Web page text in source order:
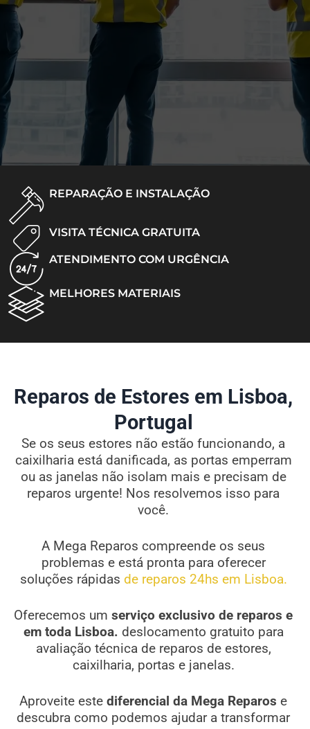
REPARAÇÃO E INSTALAÇÃO
VISITA TÉCNICA GRATUITA
ATENDIMENTO COM URGÊNCIA
MELHORES MATERIAIS
Reparos de Estores em Lisboa,
Portugal
Se os seus estores não estão funcionando, a
caixilharia está danificada, as portas emperram
ou as janelas não isolam mais e precisam de
reparos urgente! Nos resolvemos isso para
você.
A Mega Reparos compreende os seus
problemas e está pronta para oferecer
soluções rápidas de reparos 24hs em Lisboa.
Oferecemos um serviço exclusivo de reparos e
em toda Lisboa. deslocamento gratuito para
avaliação técnica de reparos de estores,
caixilharia, portas e janelas.
Aproveite estediferencial da Mega Reparos e
descubra como podemos ajudar a transformar